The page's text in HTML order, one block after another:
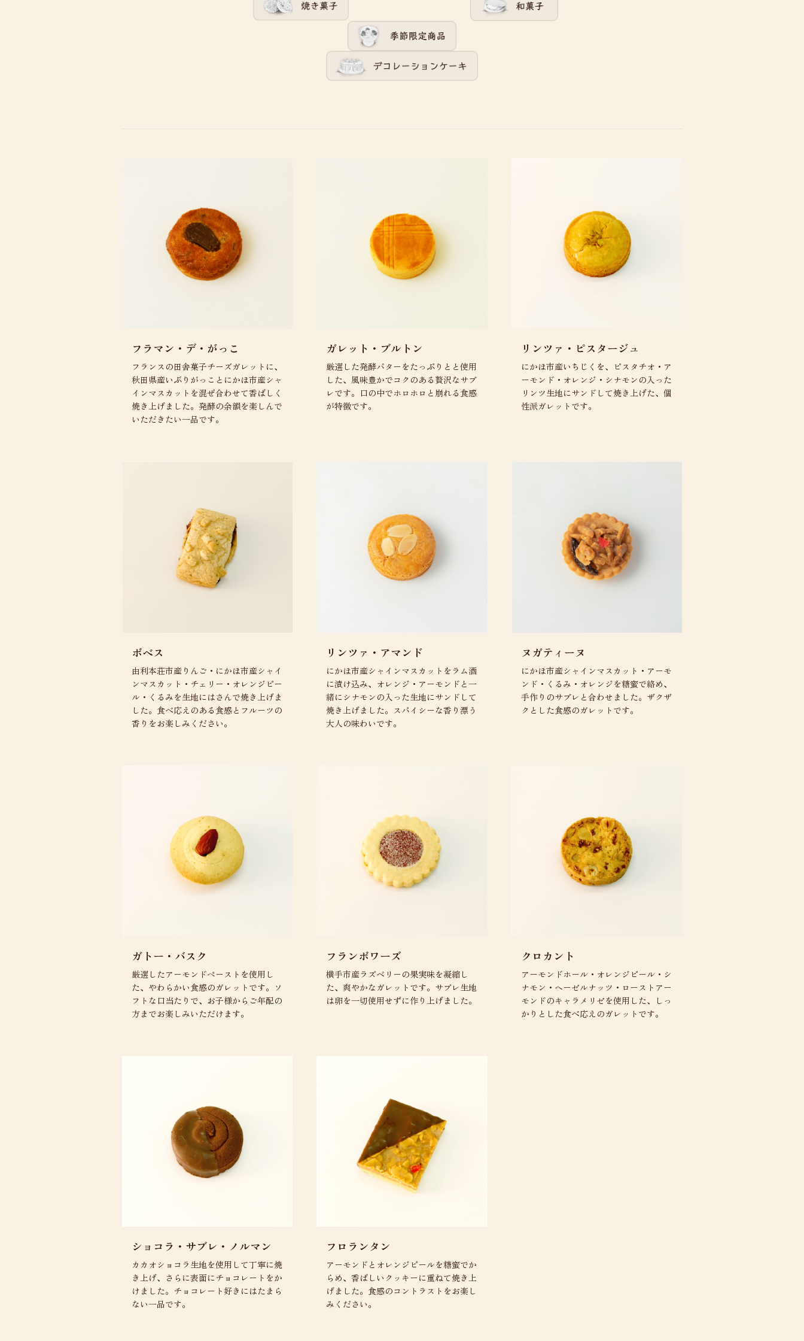
フラマン・デ・がっこ
フランスの田舎菓子チーズガレットに、
秋田県産いぶりがっことにかほ市産シャ
インマスカットを混ぜ合わせて香ばしく
焼き上げました。発酵の余韻を楽しんで
いただきたい一品です。
ガレット・ブルトン
厳選した発酵バターをたっぷりとと使用
した、風味豊かでコクのある贅沢なサブ
レです。口の中でホロホロと崩れる食感
が特徴です。
リンツァ・ピスタージュ
にかほ市産いちじくを、ピスタチオ・ア
ーモンド・オレンジ・シナモンの入った
リンツ生地にサンドして焼き上げた、個
性派ガレットです。
ボベス
由利本荘市産りんご・にかほ市産シャイ
ンマスカット・チェリー・オレンジピー
ル・くるみを生地にはさんで焼き上げま
した。食べ応えのある食感とフルーツの
香りをお楽しみください。
リンツァ・アマンド
にかほ市産シャインマスカットをラム酒
に漬け込み、オレンジ・アーモンドと一
緒にシナモンの入った生地にサンドして
焼き上げました。スパイシーな香り漂う
大人の味わいです。
ヌガティーヌ
にかほ市産シャインマスカット・アーモ
ンド・くるみ・オレンジを糖蜜で絡め、
手作りのサブレと合わせました。ザクザ
クとした食感のガレットです。
ガトー・バスク
厳選したアーモンドペーストを使用し
た、やわらかい食感のガレットです。ソ
フトな口当たりで、お子様からご年配の
方までお楽しみいただけます。
フランボワーズ
横手市産ラズベリーの果実味を凝縮し
た、爽やかなガレットです。サブレ生地
は卵を一切使用せずに作り上げました。
クロカント
アーモンドホール・オレンジピール・シ
ナモン・ヘーゼルナッツ・ローストアー
モンドのキャラメリゼを使用した、しっ
かりとした食べ応えのガレットです。
ショコラ・サブレ・ノルマン
カカオショコラ生地を使用して丁寧に焼
き上げ、さらに表面にチョコレートをか
けました。チョコレート好きにはたまら
ない一品です。
フロランタン
アーモンドとオレンジピールを糖蜜でか
らめ、香ばしいクッキーに重ねて焼き上
げました。食感のコントラストをお楽し
みください。